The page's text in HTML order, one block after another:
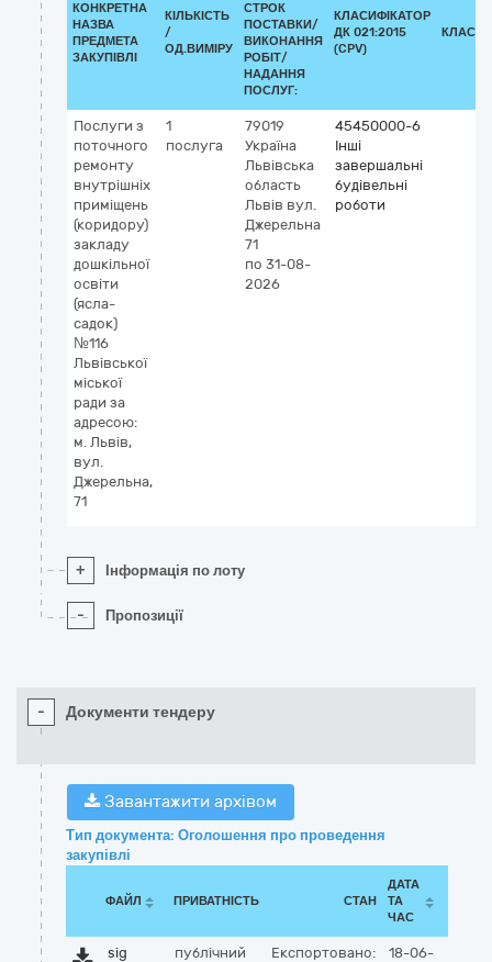
КОНКРЕТНА
НАЗВА
ПРЕДМЕТА
ЗАКУПІВЛІ
КІЛЬКІСТЬ
/
ОД.ВИМІРУ
СТРОК
ПОСТАВКИ/
ВИКОНАННЯ
РОБІТ/
НАДАННЯ
ПОСЛУГ:
КЛАСИФІКАТОР
ДК 021:2015
(CPV)
Послуги з
поточного
ремонту
внутрішніх
приміщень
(коридору)
закладу
дошкільної
освіти
(ясла-
садок)
№116
Львівської
міської
ради за
адресою:
м. Львів,
вул.
Джерельна,
71
1
послуга
79019
Україна
Львівська
область
Львів вул.
Джерельна
71
по 31-08-
2026
45450000-6
Інші
завершальні
будівельні
роботи
+ Інформація по лоту
- Пропозиції
- Документи тендеру
Завантажити архівом
Тип документа: Оголошення про проведення
закупівлі
ФАЙЛ ПРИВАТНІСТЬ СТАН
ДАТА
ТА
ЧАС
sig
публічний Експортовано:
18-06-